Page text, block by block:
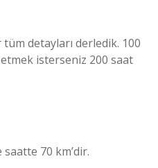
detayları derledik. 100
isterseniz 200 saat
saatte 70 km’dir.